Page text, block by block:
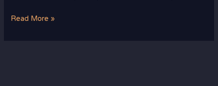
Read More »